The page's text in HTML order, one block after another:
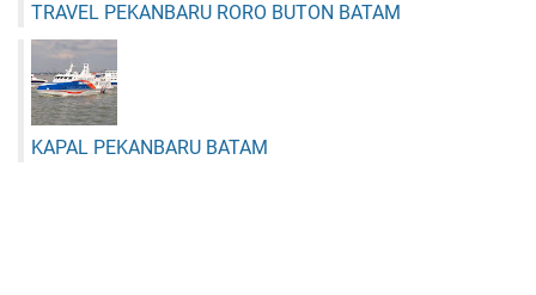
TRAVEL PEKANBARU RORO BUTON BATAM
KAPAL PEKANBARU BATAM